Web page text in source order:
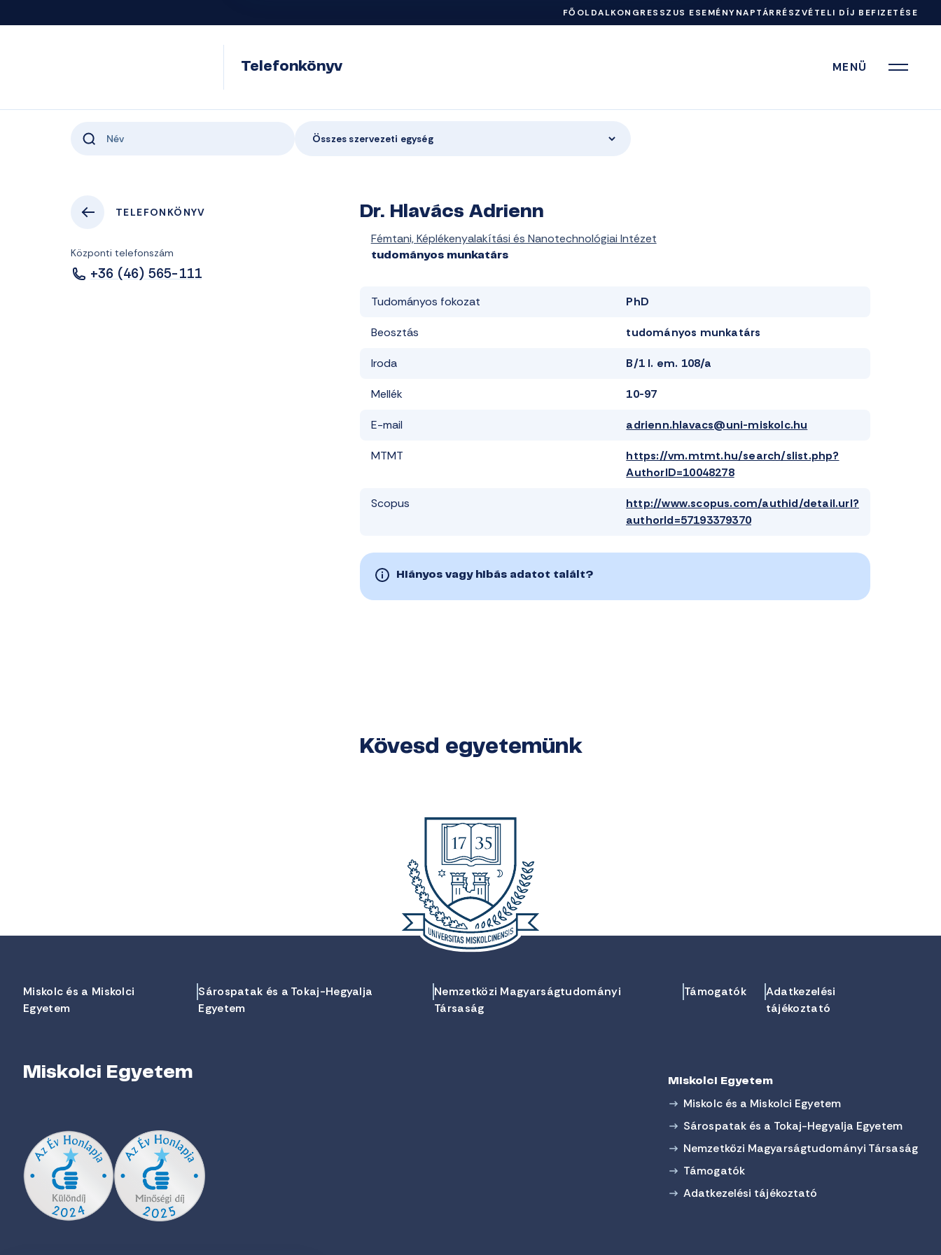
FŐOLDALKONGRESSZUS ESEMÉNYNAPTÁRRÉSZVÉTELI DÍJ BEFIZETÉSE
Telefonkönyv MENÜ
Összes szervezeti egység
TELEFONKÖNYV
Központi telefonszám
+36 (46) 565-111
Dr. Hlavács Adrienn
Fémtani, Képlékenyalakítási és Nanotechnológiai Intézet
tudományos munkatárs
Tudományos fokozat PhD
Beosztás tudományos munkatárs
Iroda B/1 I. em. 108/a
Mellék 10-97
E-mail adrienn.hlavacs@uni-miskolc.hu
MTMT
https://vm.mtmt.hu/search/slist.php?
AuthorID=10048278
Scopus
http://www.scopus.com/authid/detail.url?
authorId=57193379370
Hiányos vagy hibás adatot talált?
Kövesd egyetemünk
Miskolc és a Miskolci
Egyetem
Sárospatak és a Tokaj-Hegyalja
Egyetem
Nemzetközi Magyarságtudományi
Társaság
Támogatók
Adatkezelési
tájékoztató
Miskolci Egyetem Miskolci Egyetem
Miskolc és a Miskolci Egyetem
Sárospatak és a Tokaj-Hegyalja Egyetem
Nemzetközi Magyarságtudományi Társaság
Támogatók
Adatkezelési tájékoztató